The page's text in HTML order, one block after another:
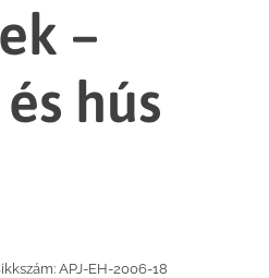
–
hús
APJ-EH-2006-18